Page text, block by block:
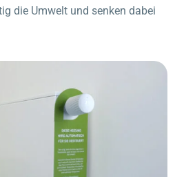
die Umwelt und senken dabei